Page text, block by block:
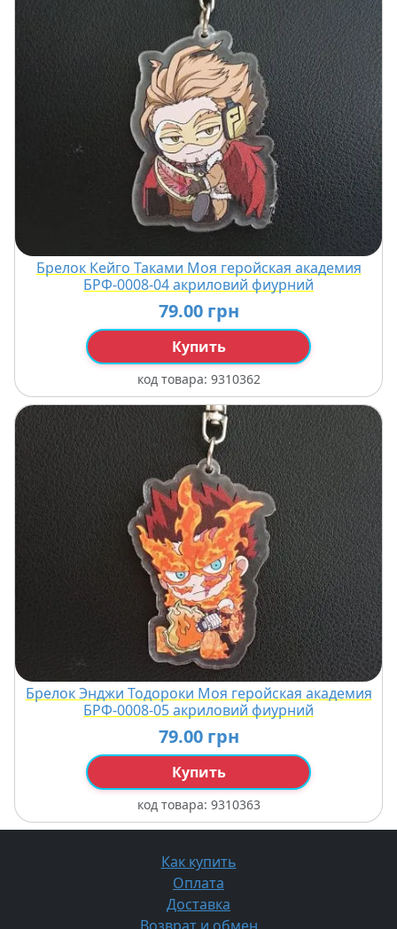
Брелок Кейго Таками Моя геройская академия
БРФ-0008-04 акриловий фиурний
79.00 грн
Купить
код товара: 9310362
Брелок Энджи Тодороки Моя геройская академия
БРФ-0008-05 акриловий фиурний
79.00 грн
Купить
код товара: 9310363
Как купить
Оплата
Доставка